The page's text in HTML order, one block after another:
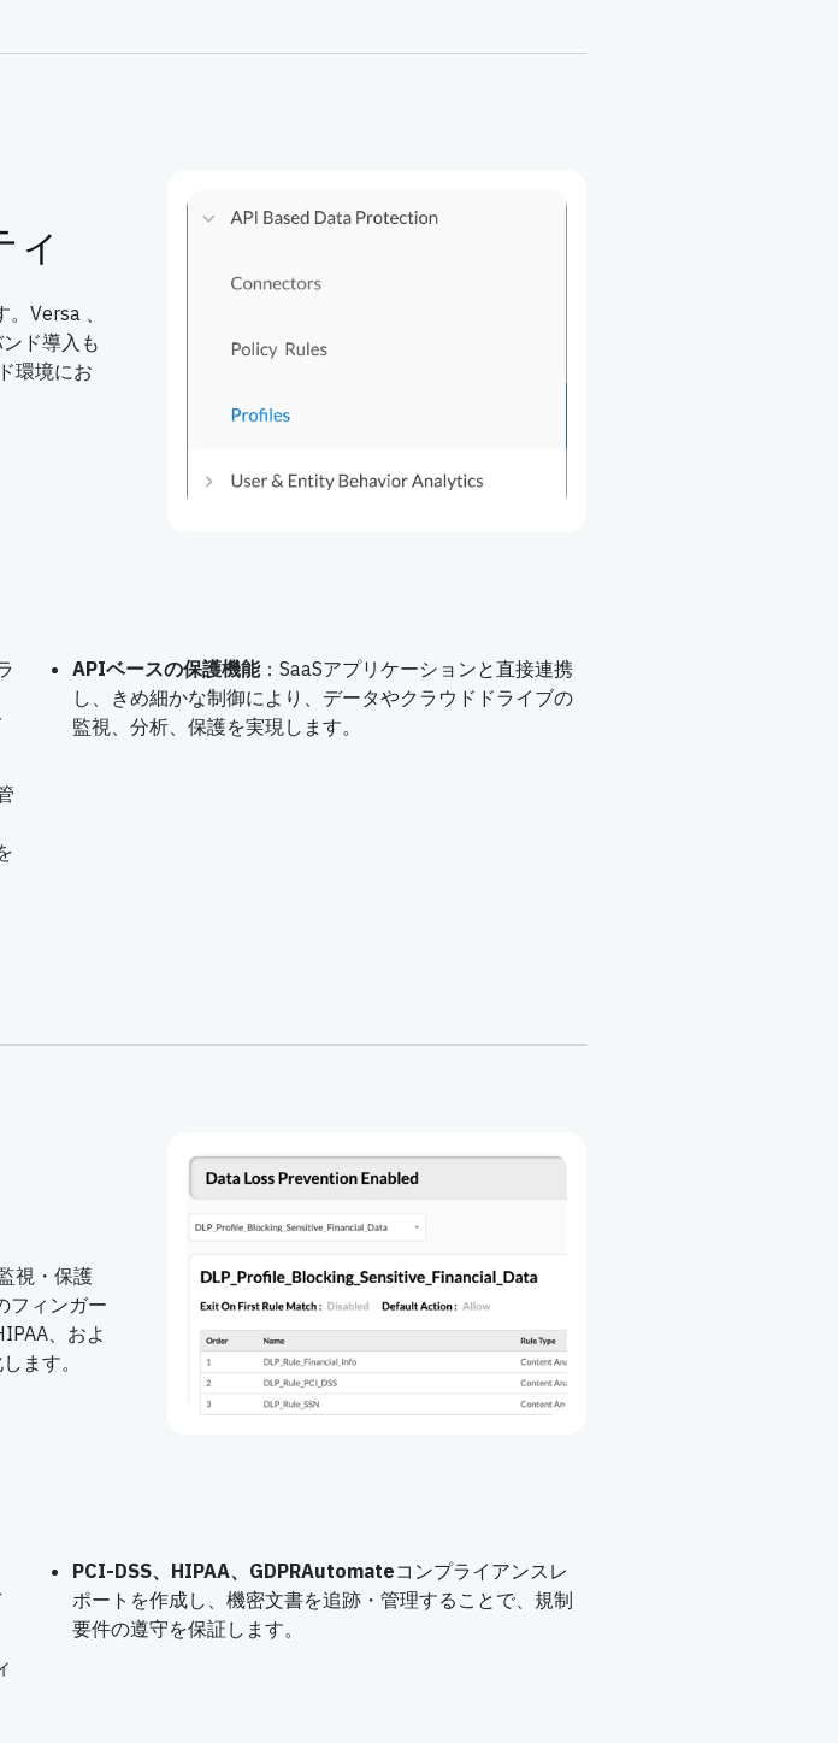
Versa 、
ド導入も
環境にお
APIベースの保護機能：SaaSアプリケーションと直接連携
し、きめ細かな制御により、データやクラウドドライブの
監視、分析、保護を実現します。
視・保護
フィンガー
、およ
ます。
PCI-DSS、HIPAA、GDPRAutomateコンプライアンスレ
ポートを作成し、機密文書を追跡・管理することで、規制
要件の遵守を保証します。